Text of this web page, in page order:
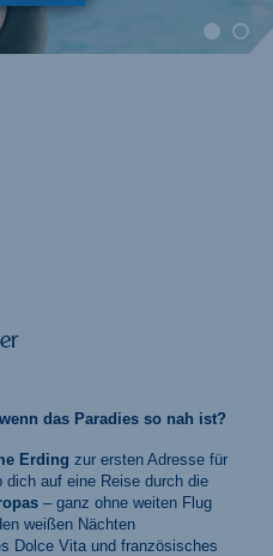
das Paradies so nah ist?
Erding zur ersten Adresse für
dich auf eine Reise durch die
– ganz ohne weiten Flug
weißen Nächten
Dolce Vita und französisches